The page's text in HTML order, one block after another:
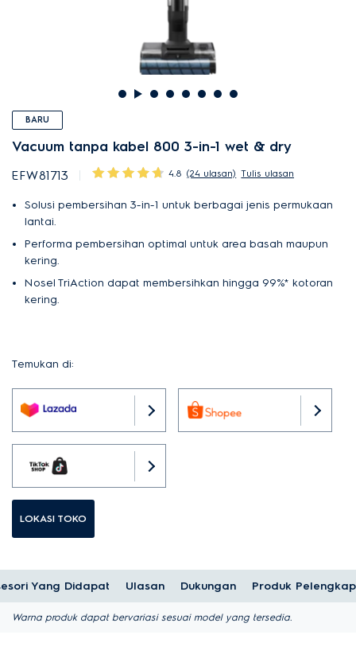
BARU
Vacuum tanpa kabel 800 3-in-1 wet & dry
EFW81713 4.8 (24 ulasan) Tulis ulasan
Solusi pembersihan 3-in-1 untuk berbagai jenis permukaan
lantai.
Performa pembersihan optimal untuk area basah maupun
kering.
Nosel TriAction dapat membersihkan hingga 99%* kotoran
kering.
Temukan di:
LOKASI TOKO
Yang Didapat Ulasan Dukungan Produk Pelengkap
Warna produk dapat bervariasi sesuai model yang tersedia.